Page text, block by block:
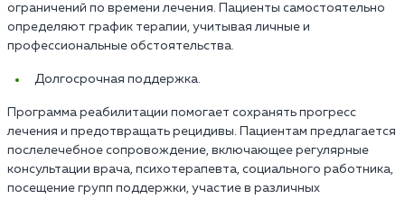
ограничений по времени лечения. Пациенты самостоятельно
определяют график терапии, учитывая личные и
профессиональные обстоятельства.
Долгосрочная поддержка.
Программа реабилитации помогает сохранять прогресс
лечения и предотвращать рецидивы. Пациентам предлагается
послелечебное сопровождение, включающее регулярные
консультации врача, психотерапевта, социального работника,
посещение групп поддержки, участие в различных